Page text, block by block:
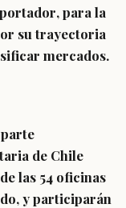
, para la
su trayectoria
mercados.
de Chile
las 54 oficinas
y participarán